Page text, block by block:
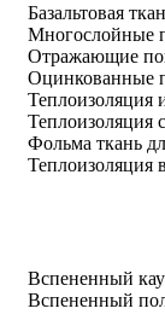
Базальтовая
Многослойные
Отражающие
Оцинкованные
Теплоизоляция
Теплоизоляция
Фольма ткань
Теплоизоляция
Вспененный
Вспененный